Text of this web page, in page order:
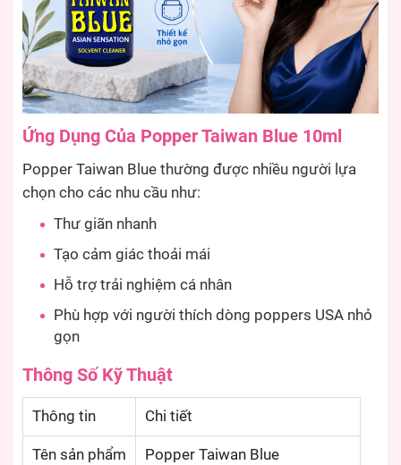
Ứng Dụng Của Popper Taiwan Blue 10ml
Popper Taiwan Blue thường được nhiều người lựa
chọn cho các nhu cầu như:
Thư giãn nhanh
Tạo cảm giác thoải mái
Hỗ trợ trải nghiệm cá nhân
Phù hợp với người thích dòng poppers USA nhỏ
gọn
Thông Số Kỹ Thuật
Thông tin Chi tiết
Tên sản phẩm Popper Taiwan Blue